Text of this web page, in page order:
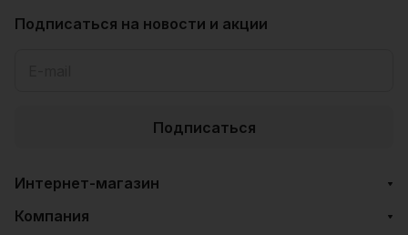
Подписаться на новости и акции
Подписаться
Интернет-магазин
Компания